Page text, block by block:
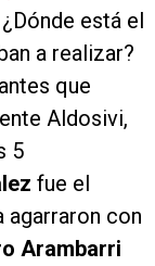
¿Dónde está el
a realizar?
que
Aldosivi,
5
fue el
agarraron con
Arambarri